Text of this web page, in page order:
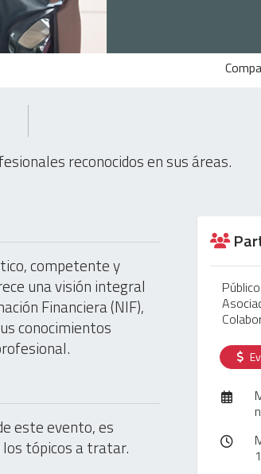
reconocidos en sus áreas.
competente y
una visión integral
Financiera (NIF),
conocimientos
este evento, es
tópicos a tratar.